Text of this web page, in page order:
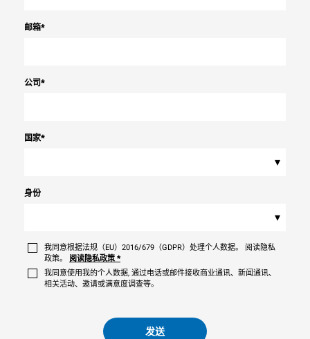
邮箱*
公司*
国家*
▾
身份
▾
我同意根据法规（EU）2016/679（GDPR）处理个人数据。 阅读隐私
政策。
阅读隐私政策 *
我同意使用我的个人数据, 通过电话或邮件接收商业通讯、新闻通讯、
相关活动、邀请或满意度调查等。
发送